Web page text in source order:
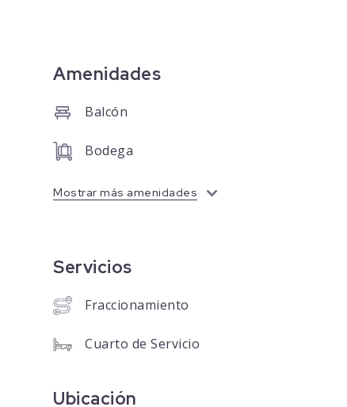
Amenidades
Balcón
Bodega
Mostrar más amenidades
Servicios
Fraccionamiento
Cuarto de Servicio
Ubicación